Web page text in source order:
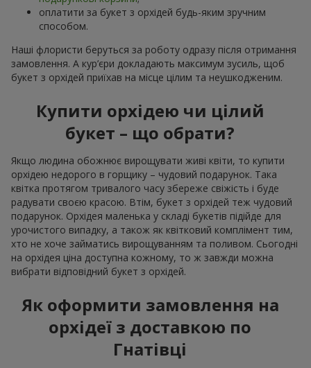
оплатити за букет з орхідей будь-яким зручним
способом.
Наші флористи беруться за роботу одразу після отримання
замовлення. А кур’єри докладають максимум зусиль, щоб
букет з орхідей приїхав на місце цілим та неушкодженим.
Купити орхідею чи цілий
букет – що обрати?
Якщо людина обожнює вирощувати живі квіти, то купити
орхідею недорого в горщику – чудовий подарунок. Така
квітка протягом тривалого часу збереже свіжість і буде
радувати своєю красою. Втім, букет з орхідей теж чудовий
подарунок. Орхідея маленька у складі букетів підійде для
урочистого випадку, а також як квітковий комплімент тим,
хто не хоче займатись вирощуванням та поливом. Сьогодні
на орхідея ціна доступна кожному, то ж завжди можна
вибрати відповідний букет з орхідей.
Як оформити замовлення на
орхідеї з доставкою по
Гнатівці